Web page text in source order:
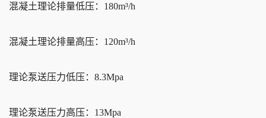
混凝土理论排量低压：180m³/h
混凝土理论排量高压：120m³/h
理论泵送压力低压：8.3Mpa
理论泵送压力高压：13Mpa